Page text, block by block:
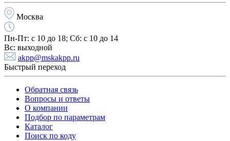
Москва
Пн-Пт: с 10 до 18; Cб: с 10 до 14
Вс: выходной
akpp@mskakpp.ru
Быстрый переход
Обратная связь
Вопросы и ответы
О компании
Подбор по параметрам
Каталог
Поиск по коду